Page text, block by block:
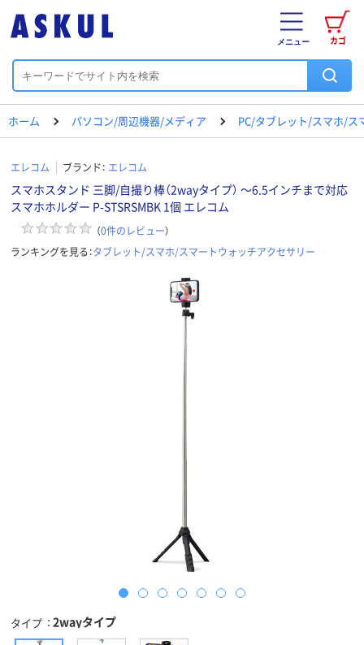
カゴ
メニュー
ホーム パソコン/周辺機器/メディア PC/タブレット/スマホ/ス
エレコム ブランド： エレコム
スマホスタンド 三脚/自撮り棒（2wayタイプ） ～6.5インチまで対応
スマホホルダー P-STSRSMBK 1個 エレコム
（0件のレビュー）
ランキングを見る：タブレット/スマホ/スマートウォッチアクセサリー
タイプ 2wayタイプ